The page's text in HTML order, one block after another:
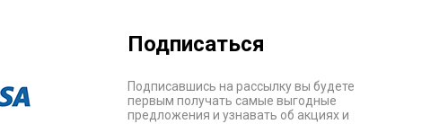
Подписаться
Подписавшись на рассылку вы будете
первым получать самые выгодные
предложения и узнавать об акциях и